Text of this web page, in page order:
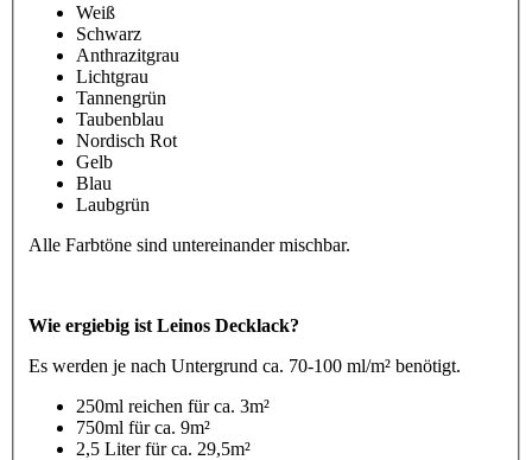
Weiß
Schwarz
Anthrazitgrau
Lichtgrau
Tannengrün
Taubenblau
Nordisch Rot
Gelb
Blau
Laubgrün
Alle Farbtöne sind untereinander mischbar.
Wie ergiebig ist Leinos Decklack?
Es werden je nach Untergrund ca. 70-100 ml/m² benötigt.
250ml reichen für ca. 3m²
750ml für ca. 9m²
2,5 Liter für ca. 29,5m²